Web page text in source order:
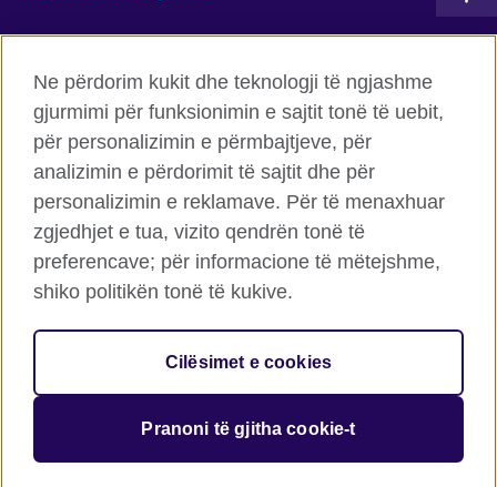
Facebook Twitter
Flickr TikTok
Këshilli Britanik Globalisht
Privatësia dhe termet
Cookies
© 2026 British Council
Ne përdorim kukit dhe teknologji të ngjashme
gjurmimi për funksionimin e sajtit tonë të uebit,
për personalizimin e përmbajtjeve, për
analizimin e përdorimit të sajtit dhe për
personalizimin e reklamave. Për të menaxhuar
zgjedhjet e tua, vizito qendrën tonë të
preferencave; për informacione të mëtejshme,
shiko politikën tonë të kukive.
Cilësimet e cookies
Pranoni të gjitha cookie-t